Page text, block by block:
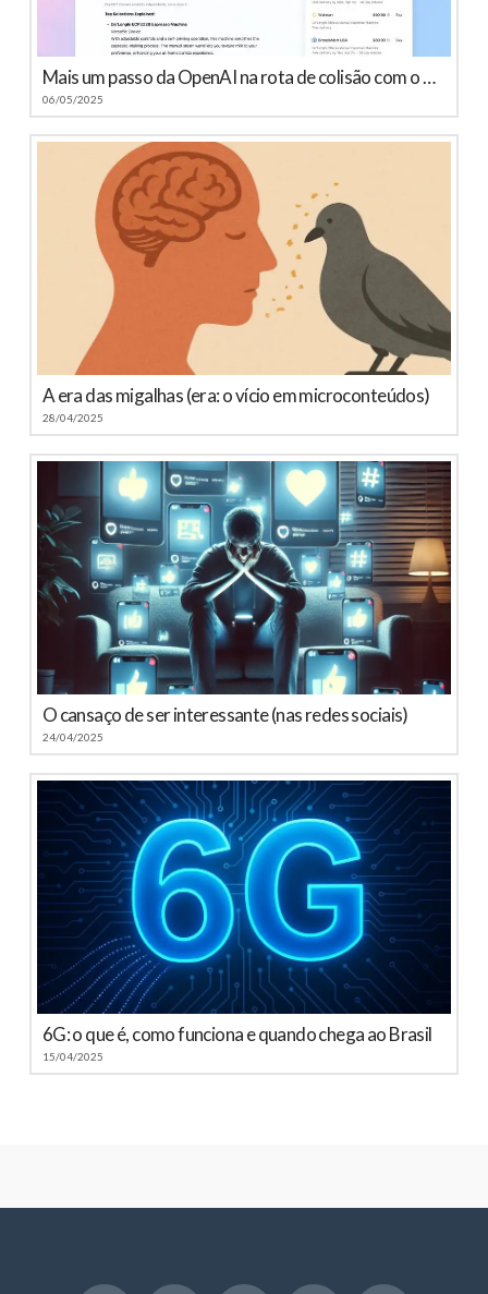
Mais um passo da OpenAI na rota de colisão com o Google
06/05/2025
A era das migalhas (era: o vício em microconteúdos)
28/04/2025
O cansaço de ser interessante (nas redes sociais)
24/04/2025
6G: o que é, como funciona e quando chega ao Brasil
15/04/2025